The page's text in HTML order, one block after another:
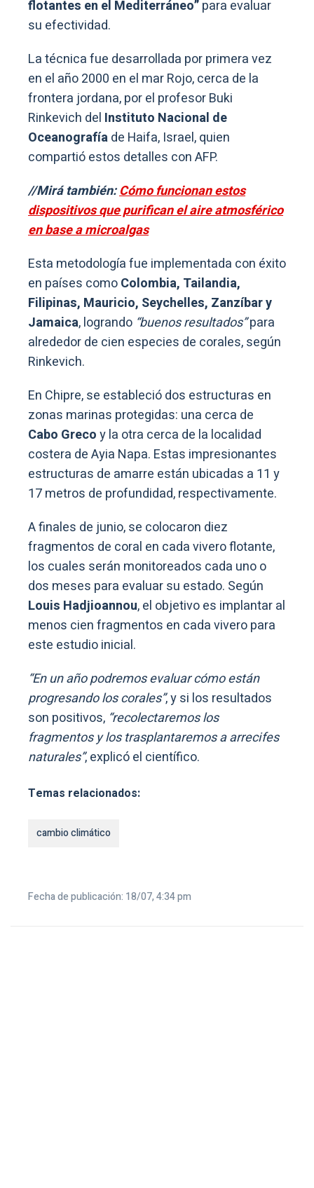
flotantes en el Mediterráneo”para evaluar
su efectividad.
La técnica fue desarrollada por primera vez
en el año 2000 en el mar Rojo, cerca de la
frontera jordana, por el profesor Buki
Rinkevich del Instituto Nacional de
Oceanografíade Haifa, Israel, quien
compartió estos detalles con AFP.
//Mirá también:Cómo funcionan estos
dispositivos que purifican el aire atmosférico
en base a microalgas
Esta metodología fue implementada con éxito
en países comoColombia, Tailandia,
Filipinas, Mauricio, Seychelles, Zanzíbar y
Jamaica, logrando “buenos resultados”para
alrededor de cien especies de corales, según
Rinkevich.
En Chipre, se estableció dos estructuras en
zonas marinas protegidas: una cerca de
Cabo Grecoy la otra cerca de la localidad
costera de Ayia Napa. Estas impresionantes
estructuras de amarre están ubicadas a 11 y
17 metros de profundidad, respectivamente.
A finales de junio, se colocaron diez
fragmentos de coral en cada vivero flotante,
los cuales serán monitoreados cada uno o
dos meses para evaluar su estado. Según
Louis Hadjioannou, el objetivo es implantar al
menos cien fragmentos en cada vivero para
este estudio inicial.
“En un año podremos evaluar cómo están
progresando los corales”, y si los resultados
son positivos, “recolectaremos los
fragmentos y los trasplantaremos a arrecifes
naturales”, explicó el científico.
Temas relacionados:
cambio climático
Fecha de publicación: 18/07, 4:34 pm